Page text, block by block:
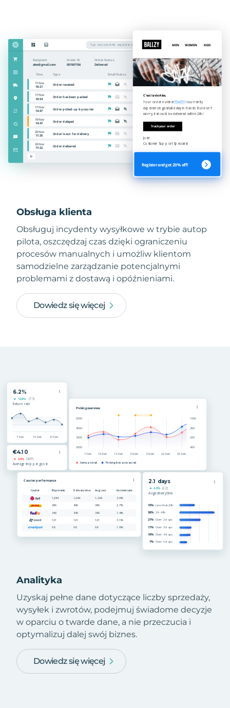
Obsługa klienta
Obsługuj incydenty wysyłkowe w trybie autop
pilota, oszczędzaj czas dzięki ograniczeniu
procesów manualnych i umożliw klientom
samodzielne zarządzanie potencjalnymi
problemami z dostawą i opóźnieniami.
Dowiedz się więcej
Analityka
Uzyskaj pełne dane dotyczące liczby sprzedaży,
wysyłek i zwrotów, podejmuj świadome decyzje
w oparciu o twarde dane, a nie przeczucia i
optymalizuj dalej swój biznes.
Dowiedz się więcej